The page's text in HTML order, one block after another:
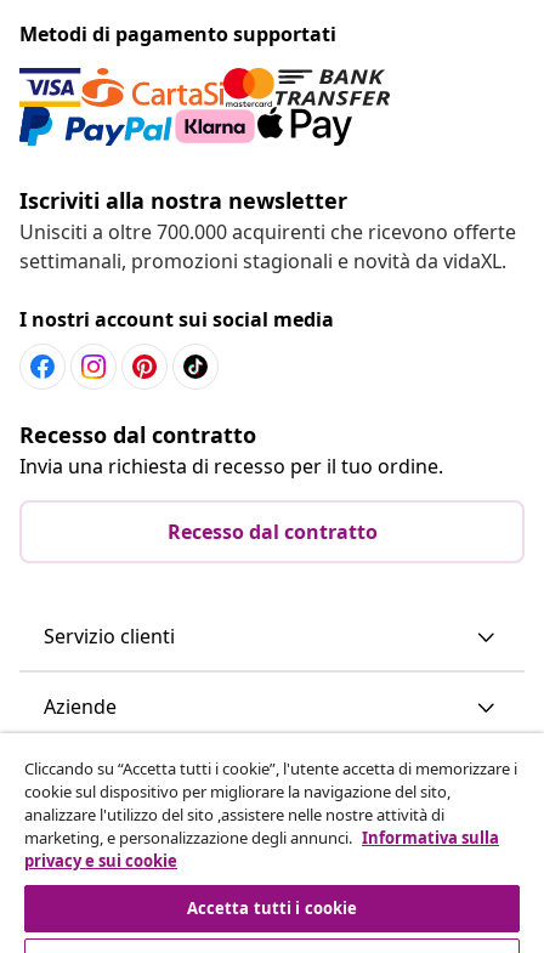
Metodi di pagamento supportati
Iscriviti alla nostra newsletter
Unisciti a oltre 700.000 acquirenti che ricevono offerte
settimanali, promozioni stagionali e novità da vidaXL.
I nostri account sui social media
Recesso dal contratto
Invia una richiesta di recesso per il tuo ordine.
Recesso dal contratto
Servizio clienti
Aziende
vidaXL
Scopri di più
Cliccando su “Accetta tutti i cookie”, l'utente accetta di memorizzare i
cookie sul dispositivo per migliorare la navigazione del sito,
analizzare l'utilizzo del sito ,assistere nelle nostre attività di
marketing, e personalizzazione degli annunci. Informativa sulla
privacy e sui cookie
Accetta tutti i cookie